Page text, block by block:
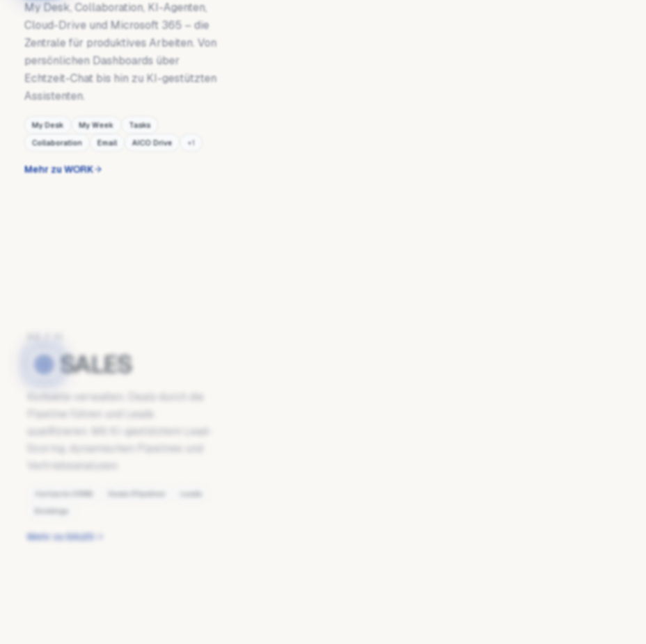
My Desk, Collaboration, KI-Agenten,
Cloud-Drive und Microsoft 365 – die
Zentrale für produktives Arbeiten. Von
persönlichen Dashboards über
Echtzeit-Chat bis hin zu KI-gestützten
Assistenten.
My Desk My Week Tasks
Collaboration Email AICO Drive +1
Mehr zu WORK
SALES
qualifizieren. Mit KI-gestütztem Lead-
Scoring, dynamischen Pipelines und
Bookings
Mehr zu SALES